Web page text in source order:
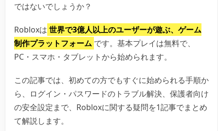
ではないでしょうか？
Robloxは 世界で3億人以上のユーザーが遊ぶ、ゲーム
制作プラットフォーム です。基本プレイは無料で、
PC・スマホ・タブレットから始められます。
この記事では、初めての方でもすぐに始められる手順か
ら、ログイン・パスワードのトラブル解決、保護者向け
の安全設定まで、Robloxに関する疑問を1記事でまとめ
て解説します。